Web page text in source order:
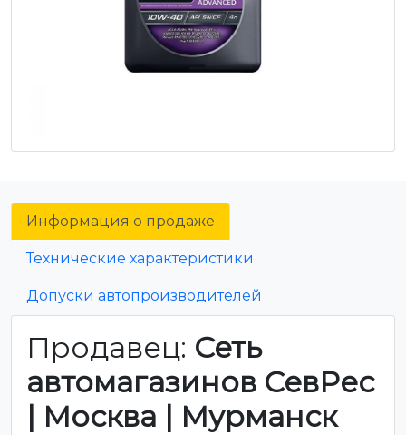
Информация о продаже
Технические характеристики
Допуски автопроизводителей
Продавец: Сеть
автомагазинов СевРес
| Москва | Мурманск